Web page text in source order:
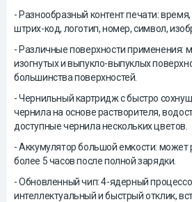
- Разнообразный контент печати: время,
штрих-код, логотип, номер, символ,
- Различные поверхности применения:
изогнутых и выпукло-выпуклых
большинства поверхностей.
- Чернильный картридж с быстро
чернила на основе растворителя,
доступные чернила нескольких цветов.
- Аккумулятор большой емкости: может
более 5 часов после полной зарядки.
- Обновленный чип: 4-ядерный
интеллектуальный и быстрый отклик,